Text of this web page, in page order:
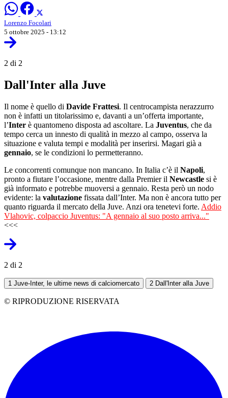
Lorenzo Focolari
5 ottobre 2025 - 13:12
2 di 2
Dall'Inter alla Juve
Il nome è quello di Davide Frattesi. Il centrocampista nerazzurro
non è infatti un titolarissimo e, davanti a un’offerta importante,
l’Inter è quantomeno disposta ad ascoltare. La Juventus, che da
tempo cerca un innesto di qualità in mezzo al campo, osserva la
situazione e valuta tempi e modalità per inserirsi. Magari già a
gennaio, se le condizioni lo permetteranno.
Le concorrenti comunque non mancano. In Italia c’è il Napoli,
pronto a fiutare l’occasione, mentre dalla Premier il Newcastle si è
già informato e potrebbe muoversi a gennaio. Resta però un nodo
evidente: la valutazione fissata dall’Inter. Ma non è ancora tutto per
quanto riguarda il mercato della Juve. Anzi ora tenetevi forte. Addio
Vlahovic, colpaccio Juventus: "A gennaio al suo posto arriva..."
<<<
2 di 2
1 Juve-Inter, le ultime news di calciomercato 2 Dall'Inter alla Juve
© RIPRODUZIONE RISERVATA